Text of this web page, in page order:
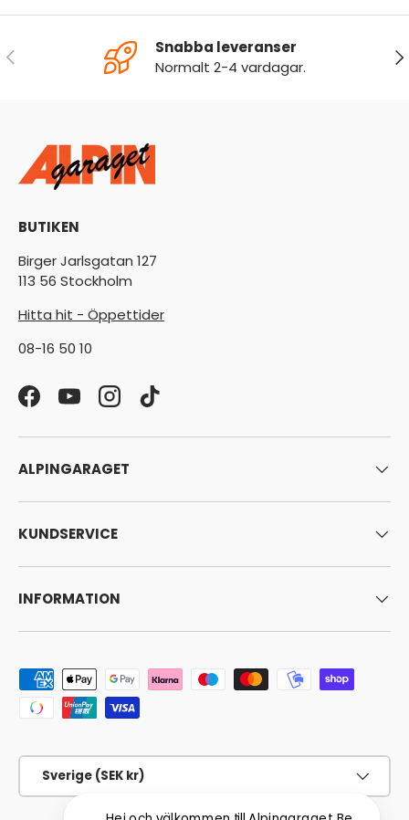
FÖREGÅENDE
Snabba leveranser
Normalt 2-4 vardagar.
BUTIKEN
Birger Jarlsgatan 127
113 56 Stockholm
Hitta hit - Öppettider
08-16 50 10
FacebookYouTubeInstagram
TikTok
ALPINGARAGET
KUNDSERVICE
INFORMATION
Godkända betalningsmetoder
Land/Region
Sverige (SEK kr)